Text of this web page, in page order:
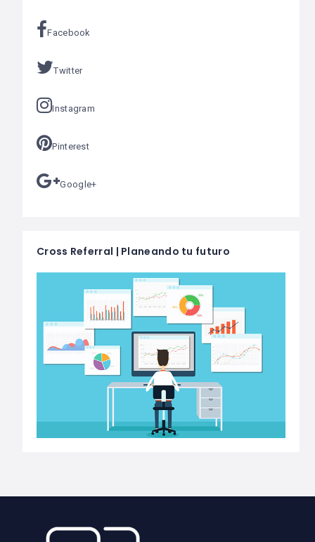
Facebook
Twitter
Instagram
Pinterest
Google+
Cross Referral | Planeando tu futuro